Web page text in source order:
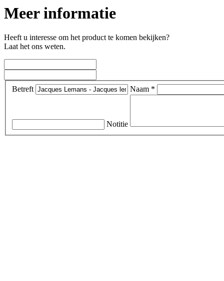
Meer informatie
Heeft u interesse om het product te komen bekijken?
Laat het ons weten.
Betreft Naam *
Notitie